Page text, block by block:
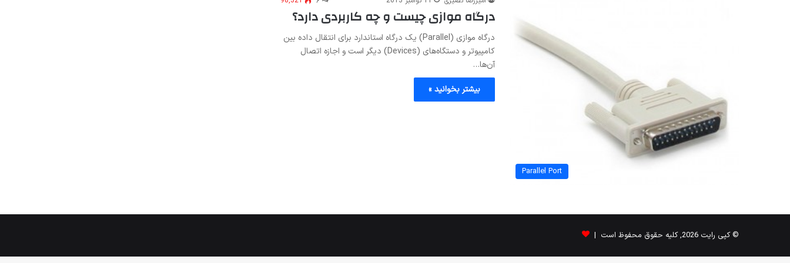
Parallel Port
درگاه موازی چیست و چه کاربردی دارد؟
درگاه موازی (Parallel) یک درگاه استاندارد برای انتقال داده بین
کامپیوتر و دستگاه‌های (Devices) دیگر است و اجازه اتصال
آن‌ها…
بیشتر بخوانید »
© کپی رایت 2026, کلیه حقوق محفوظ است |